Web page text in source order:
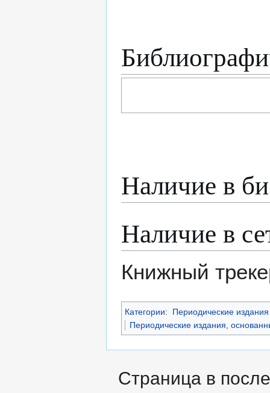
Наличие в
Наличие в
Книжный
Категории:
Периодические
Периодические издания,
Страница в